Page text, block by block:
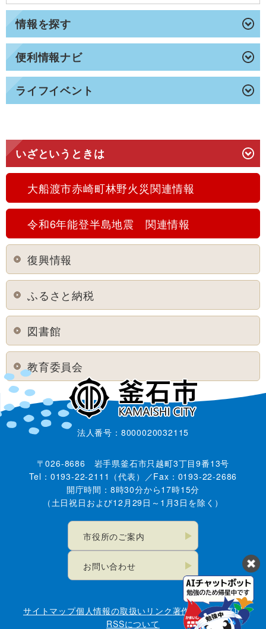
情報を探す
便利情報ナビ
ライフイベント
いざというときは
大船渡市赤崎町林野火災関連情報
令和6年能登半島地震 関連情報
復興情報
ふるさと納税
図書館
教育委員会
法人番号：8000020032115
〒026-8686 岩手県釜石市只越町3丁目9番13号
Tel：0193-22-2111（代表）／Fax：0193-22-2686
開庁時間：8時30分から17時15分
（土日祝日および12月29日～1月3日を除く）
市役所のご案内
お問い合わせ
サイトマップ個人情報の取扱い リンク著作権・免責事項
RSSについて